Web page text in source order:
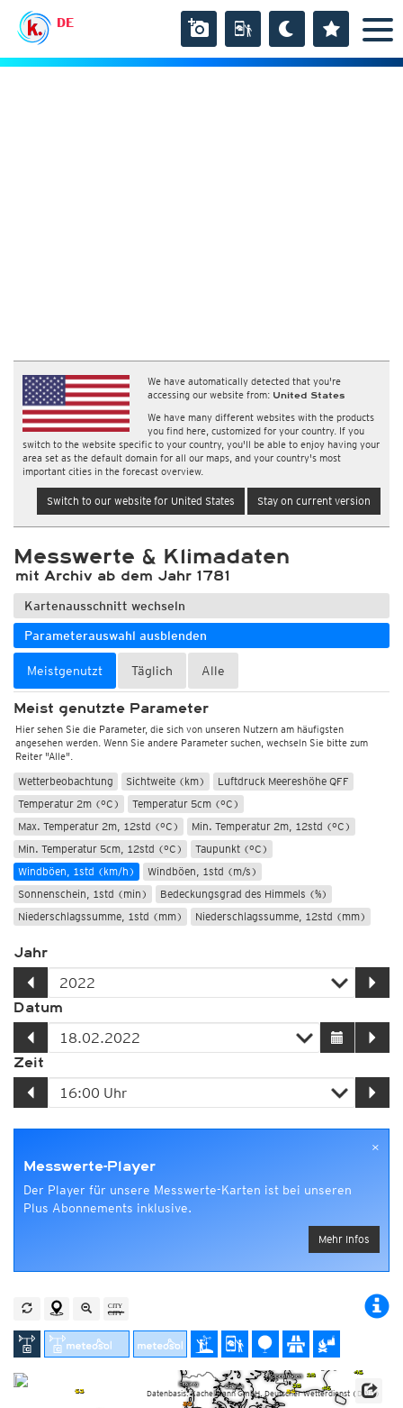
DE
We have automatically detected that you're
accessing our website from: United States
We have many different websites with the products
you find here, customized for your country. If you
switch to the website specific to your country, you'll be able to enjoy having your
area set as the default domain for all our maps, and your country's most
important cities in the forecast overview.
Switch to our website for United States Stay on current version
Messwerte & Klimadaten
mit Archiv ab dem Jahr 1781
Kartenausschnitt wechseln
Parameterauswahl ausblenden
Meistgenutzt Täglich Alle
Meist genutzte Parameter
Hier sehen Sie die Parameter, die sich von unseren Nutzern am häufigsten
angesehen werden. Wenn Sie andere Parameter suchen, wechseln Sie bitte zum
Reiter "Alle".
Wetterbeobachtung Sichtweite (km)
Luftdruck Meereshöhe QFF
Temperatur 2m (°C)
Temperatur 5cm (°C)
Max. Temperatur 2m, 12std (°C)
Min. Temperatur 2m, 12std (°C)
Min. Temperatur 5cm, 12std (°C)
Taupunkt (°C)
Windböen, 1std (km/h)
Windböen, 1std (m/s)
Sonnenschein, 1std (min)
Bedeckungsgrad des Himmels (%)
Niederschlagssumme, 1std (mm)
Niederschlagssumme, 12std (mm)
Jahr
Datum
Zeit
×
Messwerte-Player
Der Player für unsere Messwerte-Karten ist bei unseren
Plus Abonnements inklusive.
Mehr Infos
Datenbasis: Kachelmann GmbH, Deutscher Wetterdienst (DWD)